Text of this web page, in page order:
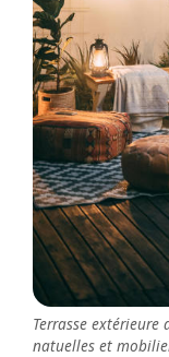
Terrasse
natuelles et